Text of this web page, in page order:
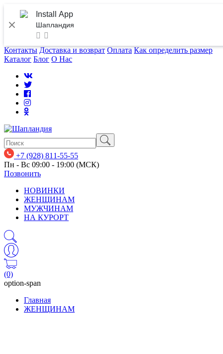
Install App
Шапландия
Контакты Доставка и возврат Оплата Как определить размер
Каталог Блог О Нас
+7 (928) 811-55-55
Пн - Вс 09:00 - 19:00 (МСК)
Позвонить
НОВИНКИ
ЖЕНЩИНАМ
МУЖЧИНАМ
НА КУРОРТ
(0)
option-span
Главная
ЖЕНЩИНАМ